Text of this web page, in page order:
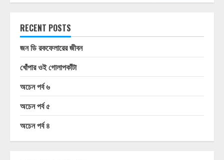
RECENT POSTS
জন ডি রকফেলারের জীবন
খোঁপার ওই গোলাপকাঁটা
অচেন পর্ব ৬
অচেন পর্ব ৫
অচেন পর্ব ৪